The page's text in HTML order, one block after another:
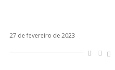
27 de fevereiro de 2023